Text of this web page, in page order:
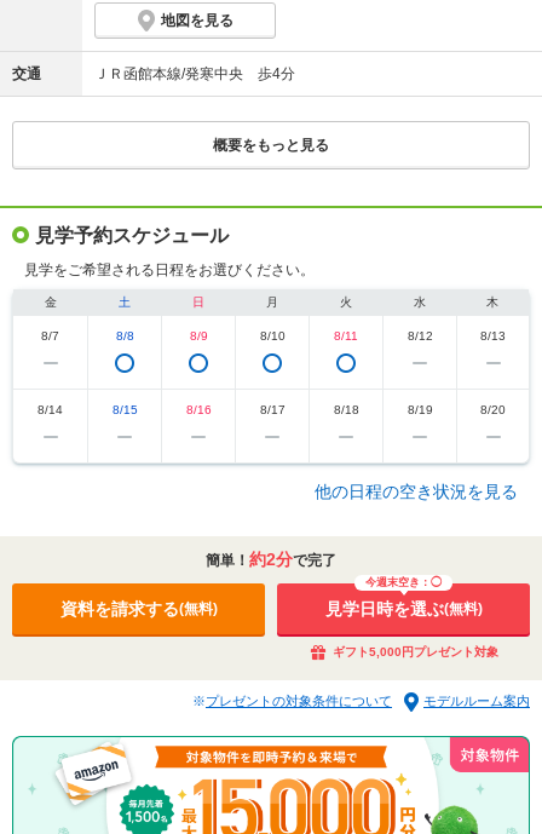
「イオンモール札幌発寒」徒歩18分・約1380m、「AZem札幌発寒店」自転車約11分・約
2640m、「札幌発寒五条郵便局」徒歩4分・約250m、「はねだ内科クリニック」徒歩4分・約
310m、「円山公園」車約9分・約5800m、「北海道神宮」車約8分・約5200m、「発寒大空公
1500m
【モデルルーム見どころについての注釈】
証されるものではありません。
※2.2026年2月時点（ブランシエラ札幌発寒竣工時期）における北海道内の新築分譲マンショ
※掲載の写真はモデルルームAタイプ（2025年4月・5月）・Bタイプ（2026年7月）を撮影し
たもので、オプション仕様等（有償/申込期限あり）を含みます。なお、家具・調度品などは販
売価格に含まれておりません。また、一部CG処理を施しています。
地図を見る
交通 ＪＲ函館本線/発寒中央 歩4分
概要をもっと見る
見学予約スケジュール
見学をご希望される日程をお選びください。
金 土 日 月 火 水 木
8/7 8/8 8/9 8/10 8/11 8/12 8/13
8/14 8/15 8/16 8/17 8/18 8/19 8/20
他の日程の空き状況を見る
簡単！ 約2分で完了
資料を請求する(無料)
今週末空き：◯
見学日時を選ぶ(無料)
ギフト5,000円プレゼント対象
プレゼントの対象条件について モデルルーム案内